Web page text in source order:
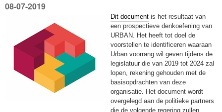
08-07-2019
Dit documentis het resultaat van
een prospectieve denkoefening van
URBAN. Het heeft tot doel de
voorstellen te identificeren waaraan
Urban voorrang wil geven tijdens de
legislatuur die van 2019 tot 2024 zal
lopen, rekening gehouden met de
basisopdrachten van deze
organisatie. Het document wordt
overgelegd aan de politieke partners
die de volgende regering zullen